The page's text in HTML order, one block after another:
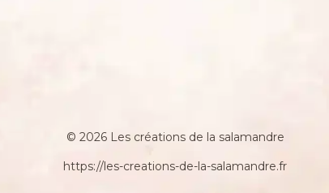
© 2026 Les créations de la salamandre
https://les-creations-de-la-salamandre.fr